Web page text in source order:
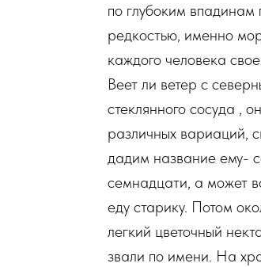
по глубоким впадинам
редкостью, именно
каждого человека
Веет ли ветер с
стеклянного сосуда ,
различных вариаций,
дадим название ему-
семнадцати, а может
еду старику. Потом
легкий цветочный
звали по имени. На